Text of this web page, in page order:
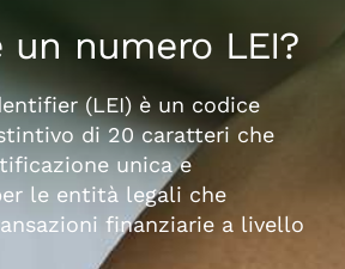
un numero LEI?
(LEI) è un codice
di 20 caratteri che
unica e
le entità legali che
finanziarie a livello